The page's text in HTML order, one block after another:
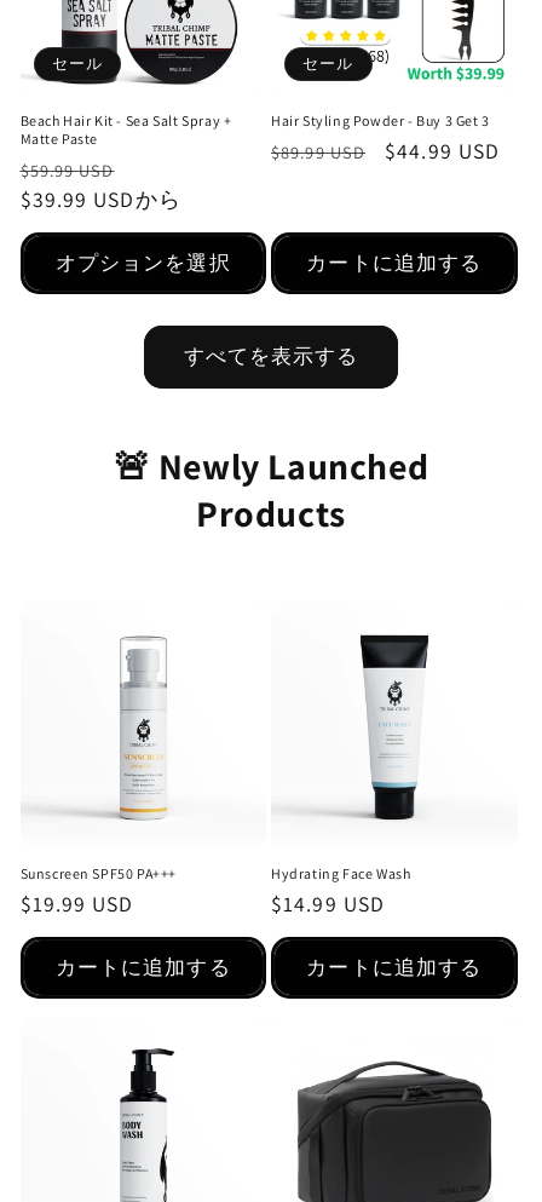
セール
Beach Hair Kit - Sea Salt Spray +
Matte Paste
通
常
価
格
$59.99 USD
ー
ル
価
格
$39.99 USDから
オプションを選択
セール
Hair Styling Powder - Buy 3 Get 3
通
格
$89.99 USD
セ
価
格
$44.99 USD
カートに追加する
すべてを表示する
🚨 Newly Launched
Products
Sunscreen SPF50 PA+++
通
常
価
格
$19.99 USD
カートに追加する
Hydrating Face Wash
通
常
価
格
$14.99 USD
カートに追加する